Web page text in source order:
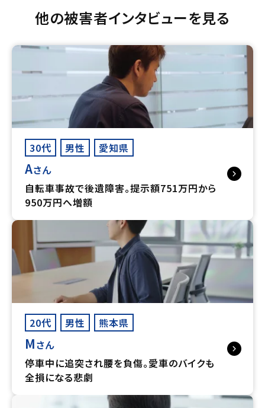
他の被害者インタビューを見る
30代 男性 愛知県
Aさん
自転車事故で後遺障害。提示額751万円から
950万円へ増額
20代 男性 熊本県
Mさん
停車中に追突され腰を負傷。愛車のバイクも
全損になる悲劇